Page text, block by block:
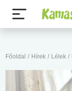
Főoldal / Hírek / Lélek /